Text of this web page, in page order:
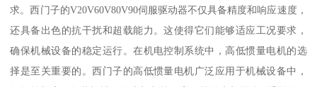
求。西门子的V20V60V80V90伺服驱动器不仅具备精度和响应速度，
还具备出色的抗干扰和超载能力。这使得它们能够适应工况要求，
确保机械设备的稳定运行。在机电控制系统中，高低惯量电机的选
择是至关重要的。西门子的高低惯量电机广泛应用于机械设备中，